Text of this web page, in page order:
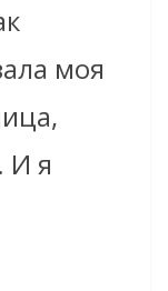
моя
И я